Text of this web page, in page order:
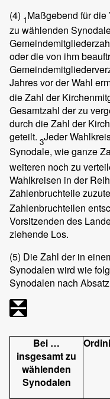
(4) 1Maßgebend für
zu wählenden
oder die von ihm
Jahres vor der Wahl
die Zahl der
Gesamtzahl der zu
durch die Zahl der
geteilt. 3Jeder
Synodale, wie ganze
weiteren noch zu
Wahlkreisen in der
Zahlenbruchteile
Zahlenbruchteilen
Vorsitzenden des
ziehende Los.
(5) Die Zahl der in
Synodalen wird wie
Synodalen nach
Bei …
insgesamt zu
wählenden
Synodalen